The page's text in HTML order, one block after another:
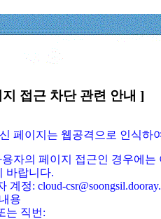
접근 차단 관련 안내 ]
페이지는 웹공격으로 인식하
자의 페이지 접근인 경우에
바랍니다.
계정: cloud-
용
는 직번: